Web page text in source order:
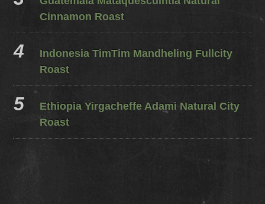
Cinnamon Roast
Indonesia TimTim Mandheling Fullcity
Roast
Ethiopia Yirgacheffe Adami Natural City
Roast